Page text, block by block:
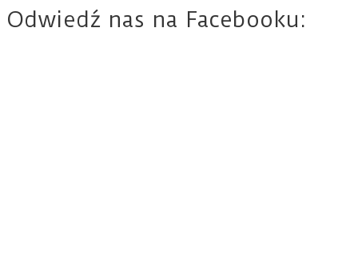
Odwiedź nas na Facebooku: